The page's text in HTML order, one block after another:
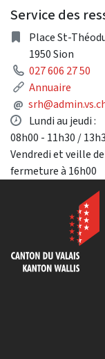
Service des
Address
Place St-
1950 Sion
Phone
027 606 27 50
Link
Annuaire
@ Mail
Opening hours
Lundi au jeudi :
08h00 - 11h30 /
Vendredi et veille
fermeture à 16h00